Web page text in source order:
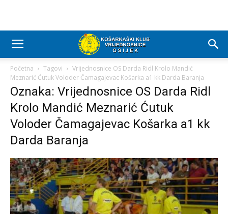
Početna Tagovi
Vrijednosnice OS Darda Ridl Krolo Mandić
Meznarić Ćutuk Voloder Čamagajevac Košarka a1 kk Darda Baranja
Oznaka: Vrijednosnice OS Darda Ridl
Krolo Mandić Meznarić Ćutuk
Voloder Čamagajevac Košarka a1 kk
Darda Baranja